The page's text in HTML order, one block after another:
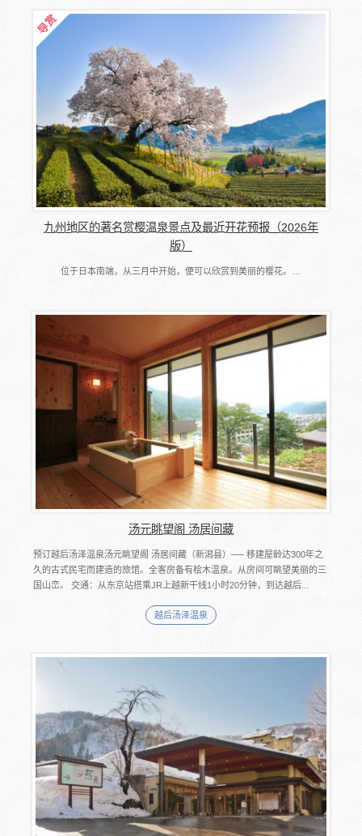
九州地区的著名赏樱温泉景点及最近开花预报（2026年
版）
位于日本南端，从三月中开始，便可以欣赏到美丽的樱花。…
汤元眺望阁 汤居间藏
预订越后汤泽温泉汤元眺望阁 汤居间藏（新潟县）── 移建屋龄达300年之
久的古式民宅而建造的旅馆。全客房备有桧木温泉。从房间可眺望美丽的三
国山峦。 交通：从东京站搭乘JR上越新干线1小时20分钟，到达越后...
越后汤泽温泉